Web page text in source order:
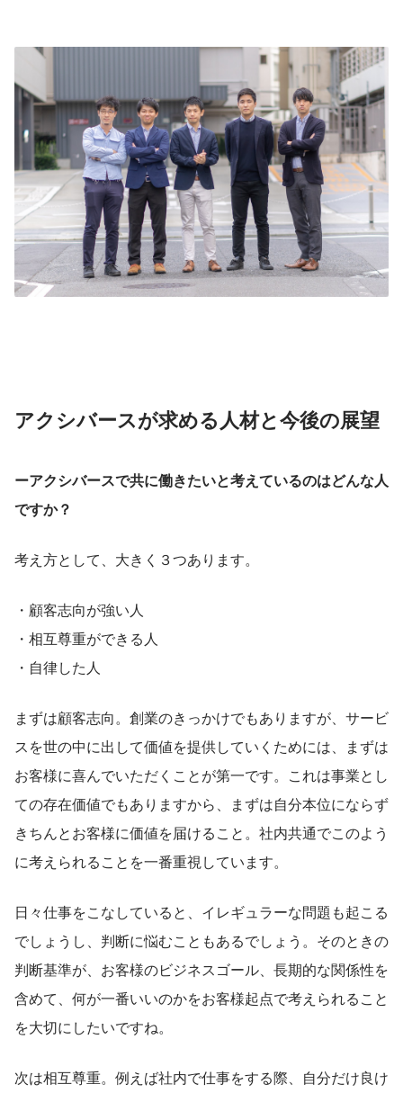
アクシバースが求める人材と今後の展望
ーアクシバースで共に働きたいと考えているのはどんな人
ですか？
考え方として、大きく３つあります。
・顧客志向が強い人
・相互尊重ができる人
・自律した人
まずは顧客志向。創業のきっかけでもありますが、サービ
スを世の中に出して価値を提供していくためには、まずは
お客様に喜んでいただくことが第一です。これは事業とし
ての存在価値でもありますから、まずは自分本位にならず
きちんとお客様に価値を届けること。社内共通でこのよう
に考えられることを一番重視しています。
日々仕事をこなしていると、イレギュラーな問題も起こる
でしょうし、判断に悩むこともあるでしょう。そのときの
判断基準が、お客様のビジネスゴール、長期的な関係性を
含めて、何が一番いいのかをお客様起点で考えられること
を大切にしたいですね。
次は相互尊重。例えば社内で仕事をする際、自分だけ良け